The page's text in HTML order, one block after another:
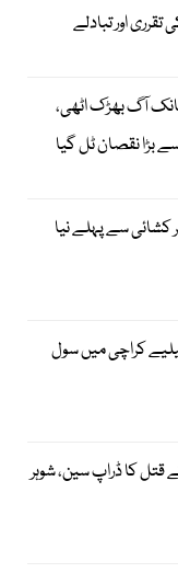
اور تبادلے
آگ بھڑک اٹھی،
بڑا نقصان ٹل گیا
کشائی سے پہلے نیا
کراچی میں سول
کے قتل کا ڈراپ سین، شوہر